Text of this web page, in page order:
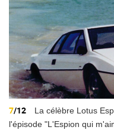
7/12
La célèbre Lotus
l'épisode "L'Espion qui